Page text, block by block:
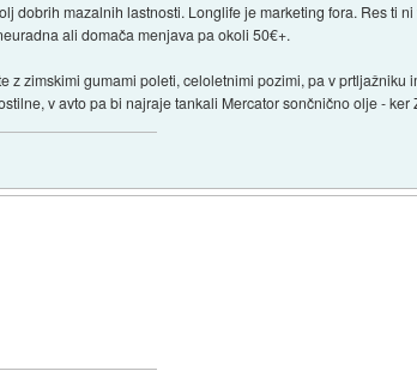
dobrih mazalnih lastnosti. Longlife je marketing fora. Res ti
ali domača menjava pa okoli 50€+.
z zimskimi gumami poleti, celoletnimi pozimi, pa v prtljažniku
v avto pa bi najraje tankali Mercator sončnično olje - ker